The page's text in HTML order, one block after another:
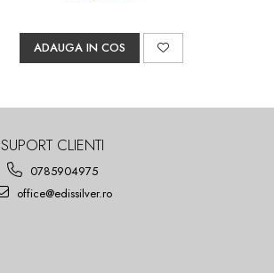
ADAUGA IN COS
SUPORT CLIENTI
0785904975
office@edissilver.ro